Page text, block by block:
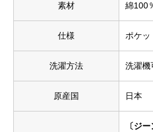
素材 綿100
仕様 ポケ
洗濯方法 洗濯機
原産国 日本
〔ジ